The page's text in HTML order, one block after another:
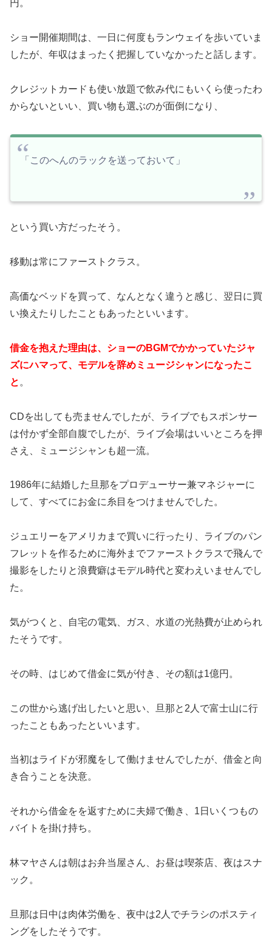
円。
ショー開催期間は、一日に何度もランウェイを歩いていま
したが、年収はまったく把握していなかったと話します。
クレジットカードも使い放題で飲み代にもいくら使ったわ
からないといい、買い物も選ぶのが面倒になり、
「このへんのラックを送っておいて」
という買い方だったそう。
移動は常にファーストクラス。
高価なベッドを買って、なんとなく違うと感じ、翌日に買
い換えたりしたこともあったといいます。
借金を抱えた理由は、ショーのBGMでかかっていたジャ
ズにハマって、モデルを辞めミュージシャンになったこ
と 。
CDを出しても売ませんでしたが、ライブでもスポンサー
は付かず全部自腹でしたが、ライブ会場はいいところを押
さえ、ミュージシャンも超一流。
1986年に結婚した旦那をプロデューサー兼マネジャーに
して、すべてにお金に糸目をつけませんでした。
ジュエリーをアメリカまで買いに行ったり、ライブのパン
フレットを作るために海外までファーストクラスで飛んで
撮影をしたりと浪費癖はモデル時代と変わえいませんでし
た。
気がつくと、自宅の電気、ガス、水道の光熱費が止められ
たそうです。
その時、はじめて借金に気が付き、その額は1億円。
この世から逃げ出したいと思い、旦那と2人で富士山に行
ったこともあったといいます。
当初はライドが邪魔をして働けませんでしたが、借金と向
き合うことを決意。
それから借金をを返すために夫婦で働き、1日いくつもの
バイトを掛け持ち。
林マヤさんは朝はお弁当屋さん、お昼は喫茶店、夜はスナ
ック。
旦那は日中は肉体労働を、夜中は2人でチラシのポスティ
ングをしたそうです。